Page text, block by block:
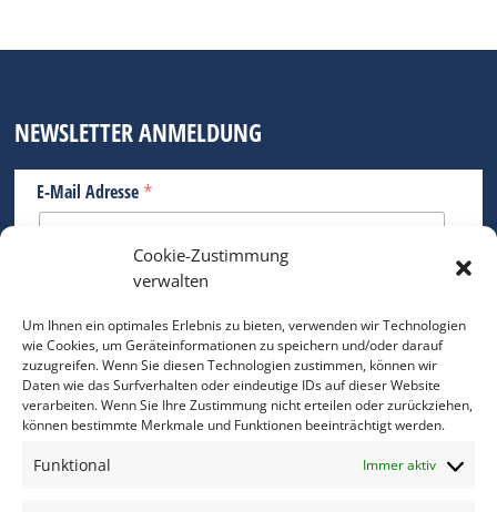
Cookie-Zustimmung
verwalten
Um Ihnen ein optimales Erlebnis zu bieten, verwenden wir Technologien
wie Cookies, um Geräteinformationen zu speichern und/oder darauf
zuzugreifen. Wenn Sie diesen Technologien zustimmen, können wir
Daten wie das Surfverhalten oder eindeutige IDs auf dieser Website
verarbeiten. Wenn Sie Ihre Zustimmung nicht erteilen oder zurückziehen,
können bestimmte Merkmale und Funktionen beeinträchtigt werden.
Funktional Immer aktiv
NEWSLETTER ANMELDUNG
E-Mail Adresse *
Bitte geben Sie Ihre E-Mail Adresse ein.
*